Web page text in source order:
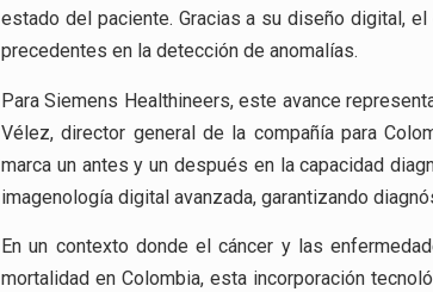
estado del paciente. Gracias a su diseño digital,
precedentes en la detección de anomalías.
Para Siemens Healthineers, este avance
Vélez, director general de la compañía para
marca un antes y un después en la capacidad
imagenología digital avanzada, garantizando
En un contexto donde el cáncer y las
mortalidad en Colombia, esta incorporación